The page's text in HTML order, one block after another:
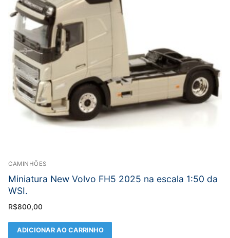
CAMINHÕES
Miniatura New Volvo FH5 2025 na escala 1:50 da
WSI.
R$800,00
ADICIONAR AO CARRINHO